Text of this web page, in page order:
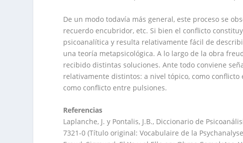
De un modo todavía más general, este proceso se
recuerdo encubridor, etc. Si bien el conflicto
psicoanalítica y resulta relativamente fácil de
una teoría metapsicológica. A lo largo de la obra
recibido distintas soluciones. Ante todo conviene
relativamente distintos: a nivel tópico, como
como conflicto entre pulsiones.
Referencias
Laplanche, J. y Pontalis, J.B., Diccionario de
7321-0 (Título original: Vocabulaire de la